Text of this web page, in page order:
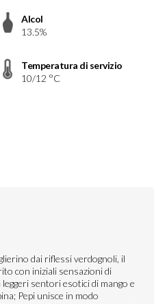
Alcol
13.5%
Temperatura di servizio
10/12 °C
dai riflessi verdognoli, il
con iniziali sensazioni di
sentori esotici di mango e
Pepi unisce in modo